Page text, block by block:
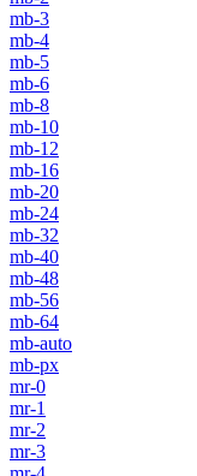
mb-3
mb-4
mb-5
mb-6
mb-8
mb-10
mb-12
mb-16
mb-20
mb-24
mb-32
mb-40
mb-48
mb-56
mb-64
mb-auto
mb-px
mr-0
mr-1
mr-2
mr-3